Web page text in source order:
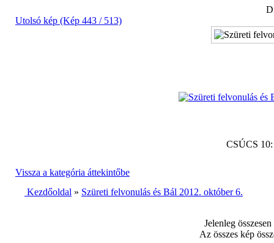
Utolsó kép (Kép 443 / 513)
CSÚCS
Vissza a kategória áttekintőbe
Kezdőoldal » Szüreti felvonulás és Bál 2012. október 6.
Jelenleg
Az összes kép